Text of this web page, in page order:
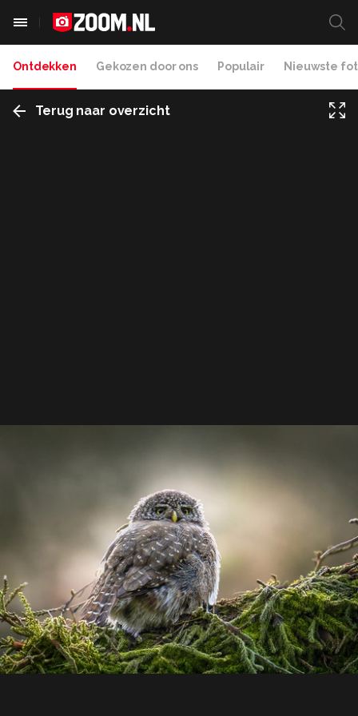
Ontdekken Gekozen door ons Populair Nieuwste
Terug naar overzicht